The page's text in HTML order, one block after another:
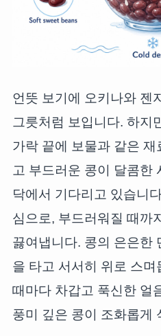
언뜻 보기에 오키나와 젠
그릇처럼 보입니다. 하지
가락 끝에 보물과 같은
고 부드러운 콩이 달콤한
닥에서 기다리고 있습니
심으로, 부드러워질 때까
끓여냅니다. 콩의 은은한
을 타고 서서히 위로 스
때마다 차갑고 푹신한 얼
풍미 깊은 콩이 조화롭게